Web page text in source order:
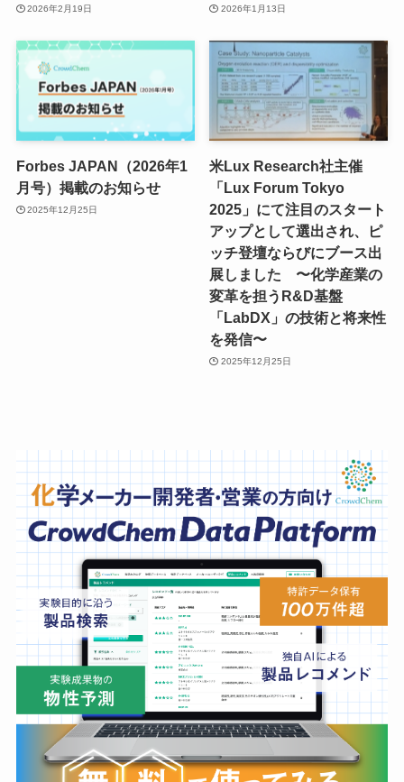
2026年2月19日 2026年1月13日
Forbes JAPAN（2026年1
月号）掲載のお知らせ
2025年12月25日
米Lux Research社主催
「Lux Forum Tokyo
2025」にて注目のスタート
アップとして選出され、ピ
ッチ登壇ならびにブース出
展しました 〜化学産業の
変革を担うR&D基盤
「LabDX」の技術と将来性
を発信〜
2025年12月25日